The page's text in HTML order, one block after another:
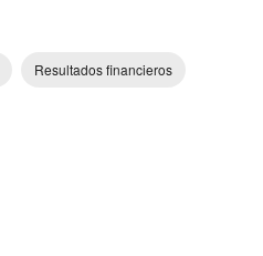
Resultados financieros